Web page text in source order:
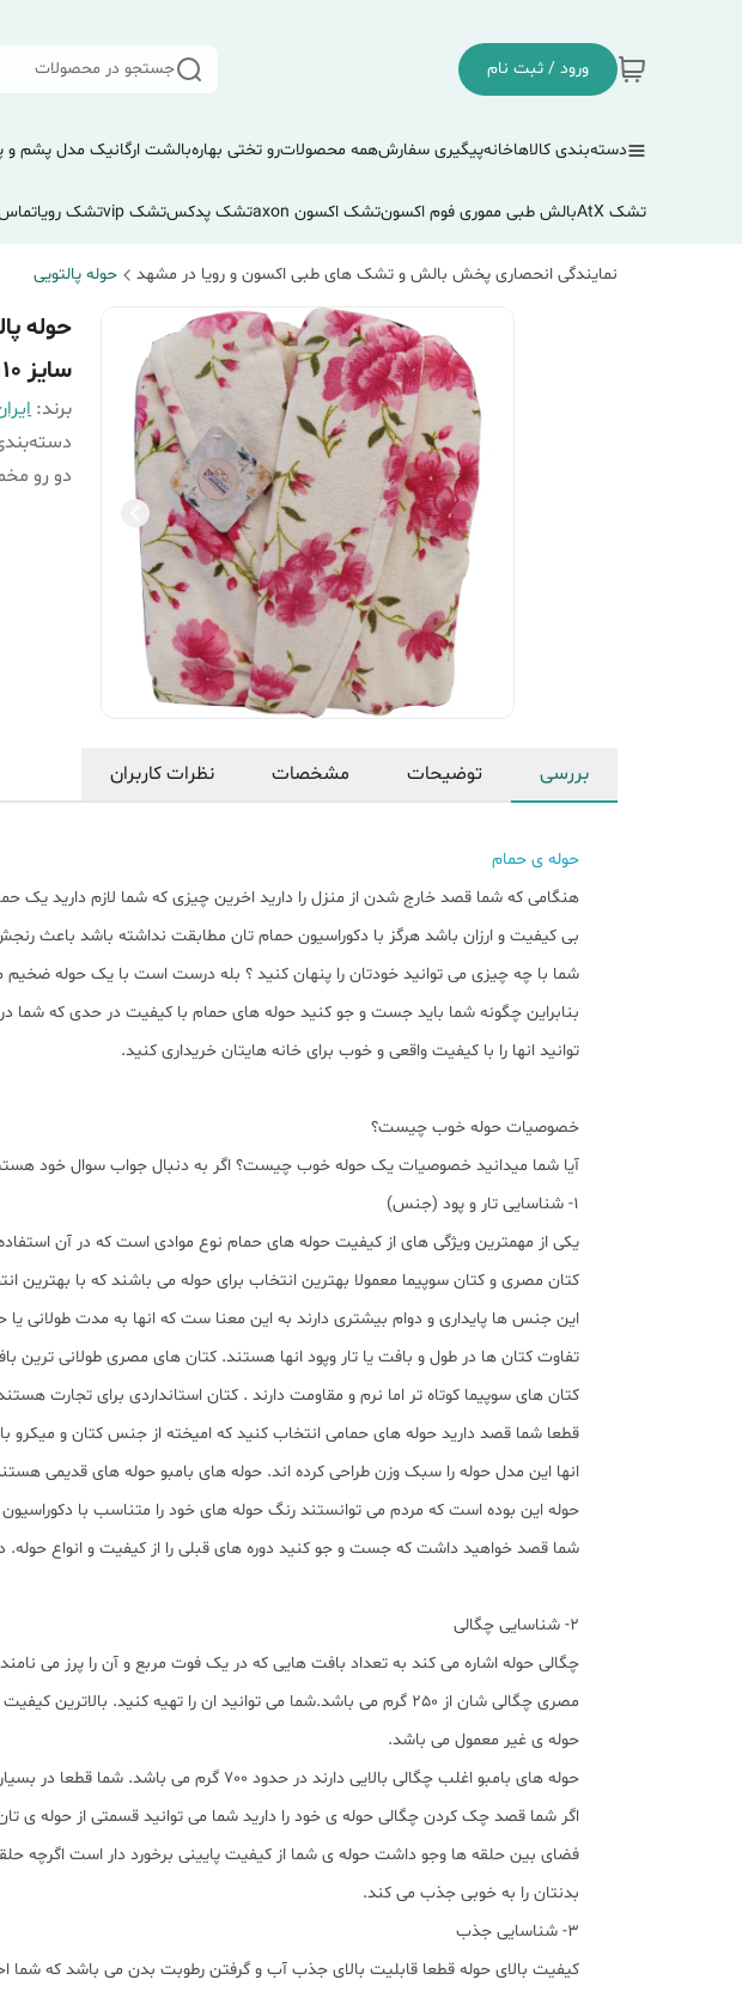
ورود / ثبت نام جستجو در محصولات
دسته‌بندی کالاهاخانهپیگیری سفارشهمه محصولاترو تختی بهارهبالشت ارگانیک مدل پشم و
تشک AtX بالش طبی مموری فوم اکسونتشک اکسون axon تشک پدکستشک vip تشک رویاتماس
نمایندگی انحصاری پخش بالش و تشک های طبی اکسون و رویا در مشهد حوله پالتویی
حوله
سایز 110
برند:
دو رو
بررسی توضیحات مشخصات نظرات کاربران
حوله ی حمام
هنگامی که شما قصد خارج شدن از منزل را دارید اخرین چیزی که شما لازم دارید
بی کیفیت و ارزان باشد هرگز با دکوراسیون حمام تان مطابقت نداشته باشد باعث
شما با چه چیزی می توانید خودتان را پنهان کنید ؟ بله درست است با یک حوله ضخیم
بنابراین چگونه شما باید جست و جو کنید حوله های حمام با کیفیت در حدی که
توانید انها را با کیفیت واقعی و خوب برای خانه هایتان خریداری کنید.
خصوصیات حوله خوب چیست؟
آیا شما میدانید خصوصیات یک حوله خوب چیست؟ اگر به دنبال جواب سوال خود هستید
1- شناسایی تار و پود (جنس)
یکی از مهمترین ویژگی های از کیفیت حوله های حمام نوع موادی است که در آن
کتان مصری و کتان سوپیما معمولا بهترین انتخاب برای حوله می باشند که با بهترین
این جنس ها پایداری و دوام بیشتری دارند به این معنا ست که انها به مدت طولانی یا
تفاوت کتان ها در طول و بافت یا تار وپود انها هستند. کتان های مصری طولانی ترین
کتان های سوپیما کوتاه تر اما نرم و مقاومت دارند . کتان استانداردی برای تجارت
قطعا شما قصد دارید حوله های حمامی انتخاب کنید که امیخته از جنس کتان و
انها این مدل حوله را سبک وزن طراحی کرده اند. حوله های بامبو حوله های قدیمی
حوله این بوده است که مردم می توانستند رنگ حوله های خود را متناسب با
شما قصد خواهید داشت که جست و جو کنید دوره های قبلی را از کیفیت و انواع حوله.
2- شناسایی چگالی
چگالی حوله اشاره می کند به تعداد بافت هایی که در یک فوت مربع و آن را پرز می
حوله ی غیر معمول می باشد.
حوله های بامبو اغلب چگالی بالایی دارند در حدود 700 گرم می باشد. شما قطعا در بسیاری از هتل ها حوله های حمامی یافت می کنید که از کتان ترک با کمتر از 600 گرم از چگالی می باشند.
اگر شما قصد چک کردن چگالی حوله ی خود را دارید شما می توانید قسمتی از حوله ی
فضای بین حلقه ها وجو داشت حوله ی شما از کیفیت پایینی برخورد دار است اگرچه
بدنتان را به خوبی جذب می کند.
3- شناسایی جذب
کیفیت بالای حوله قطعا قابلیت بالای جذب آب و گرفتن رطوبت بدن می باشد که شما